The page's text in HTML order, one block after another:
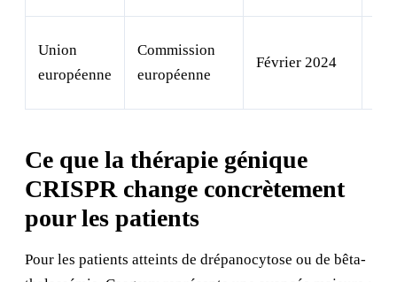
Union
européenne
Commission
européenne
Février 2024
Ce que la thérapie génique
CRISPR change concrètement
pour les patients
Pour les patients atteints de drépanocytose ou de bêta-